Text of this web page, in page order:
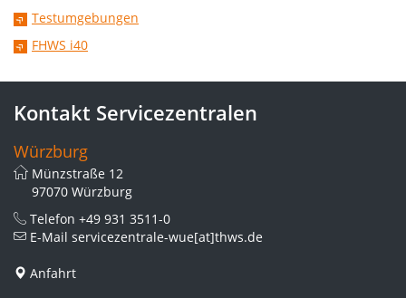
Testumgebungen
FHWS i40
Kontakt Servicezentralen
Würzburg
Münzstraße 12
97070 Würzburg
Telefon +49 931 3511-0
E-Mail servicezentrale-wue[at]thws.de
Anfahrt